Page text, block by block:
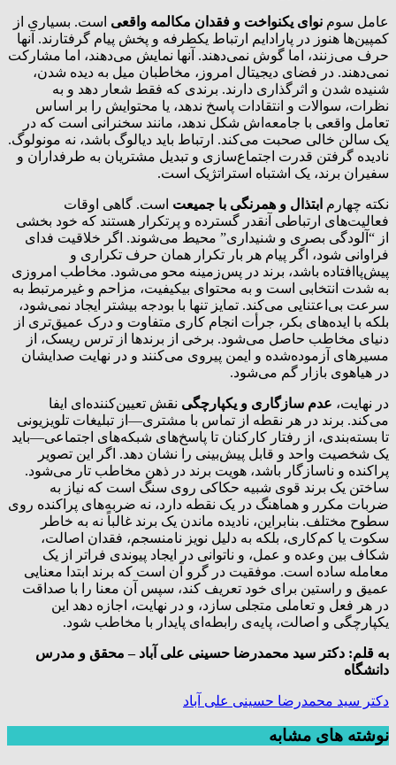
عامل سوم نوای یکنواخت و فقدان مکالمه واقعی است. بسیاری از
کمپین‌ها هنوز در پارادایم ارتباط یکطرفه و پخش پیام گرفتارند. آنها
حرف می‌زنند، اما گوش نمی‌دهند. آنها نمایش می‌دهند، اما مشارکت
نمی‌دهند. در فضای دیجیتال امروز، مخاطبان میل به دیده شدن،
شنیده شدن و اثرگذاری دارند. برندی که فقط شعار دهد و به
نظرات، سوالات و انتقادات پاسخ ندهد، یا محتوایش را بر اساس
تعامل واقعی با جامعه‌اش شکل ندهد، مانند سخنرانی است که در
یک سالن خالی صحبت می‌کند. ارتباط باید دیالوگ باشد، نه مونولوگ.
نادیده گرفتن قدرت اجتماع‌سازی و تبدیل مشتریان به طرفداران و
سفیران برند، یک اشتباه استراتژیک است.
نکته چهارم ابتذال و همرنگی با جمیعت است. گاهی اوقات
فعالیت‌های ارتباطی آنقدر گسترده و پرتکرار هستند که خود بخشی
از “آلودگی بصری و شنیداری” محیط می‌شوند. اگر خلاقیت فدای
فراوانی شود، اگر پیام هر بار تکرار همان حرف تکراری و
پیش‌پاافتاده باشد، برند در پس‌زمینه محو می‌شود. مخاطب امروزی
به شدت انتخابی است و به محتوای بیکیفیت، مزاحم و غیرمرتبط به
سرعت بی‌اعتنایی می‌کند. تمایز تنها با بودجه بیشتر ایجاد نمی‌شود،
بلکه با ایده‌های بکر، جرأت انجام کاری متفاوت و درک عمیق‌تری از
دنیای مخاطب حاصل می‌شود. برخی از برندها از ترس ریسک، از
مسیرهای آزموده‌شده و ایمن پیروی می‌کنند و در نهایت صدایشان
در هیاهوی بازار گم می‌شود.
در نهایت، عدم سازگاری و یکپارچگی نقش تعیین‌کننده‌ای ایفا
می‌کند. برند در هر نقطه از تماس با مشتری—از تبلیغات تلویزیونی
تا بسته‌بندی، از رفتار کارکنان تا پاسخ‌های شبکه‌های اجتماعی—باید
یک شخصیت واحد و قابل پیش‌بینی را نشان دهد. اگر این تصویر
پراکنده و ناسازگار باشد، هویت برند در ذهن مخاطب تار می‌شود.
ساختن یک برند قوی شبیه حکاکی روی سنگ است که نیاز به
ضربات مکرر و هماهنگ در یک نقطه دارد، نه ضربه‌های پراکنده روی
سطوح مختلف. بنابراین، نادیده ماندن یک برند غالباً نه به خاطر
سکوت یا کم‌کاری، بلکه به دلیل نویز نامنسجم، فقدان اصالت،
شکاف بین وعده و عمل، و ناتوانی در ایجاد پیوندی فراتر از یک
معامله ساده است. موفقیت در گرو آن است که برند ابتدا معنایی
عمیق و راستین برای خود تعریف کند، سپس آن معنا را با صداقت
در هر فعل و تعاملی متجلی سازد، و در نهایت، اجازه دهد این
یکپارچگی و اصالت، پایه‌ی رابطه‌ای پایدار با مخاطب شود.
به قلم: دکتر سید محمدرضا حسینی علی آباد – محقق و مدرس
دانشگاه
دکتر سید محمدرضا حسینی علی آباد
نوشته های مشابه